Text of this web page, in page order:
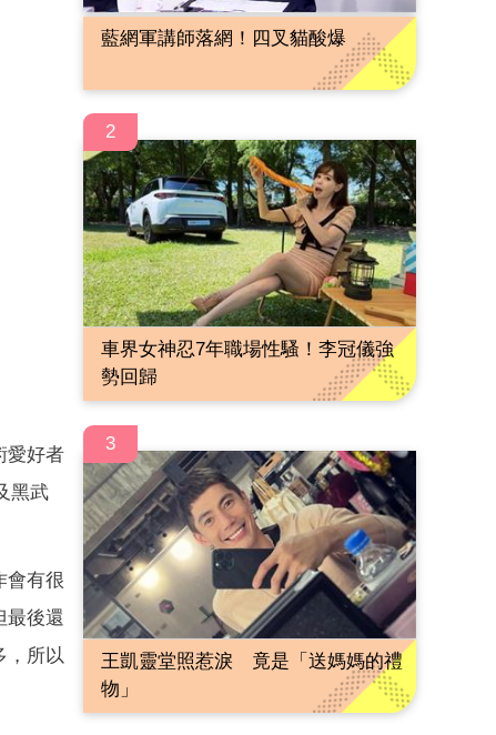
愛好者
黑武
會有很
最後還
，所以
藍網軍講師落網！四叉貓酸爆
2
車界女神忍7年職場性騷！李冠儀強
勢回歸
3
王凱靈堂照惹淚 竟是「送媽媽的禮
物」